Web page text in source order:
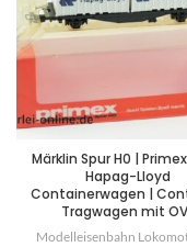
Märklin Spur H0 |
Hapag-Lloyd
Containerwagen |
Tragwagen mit
Modelleisenbahn